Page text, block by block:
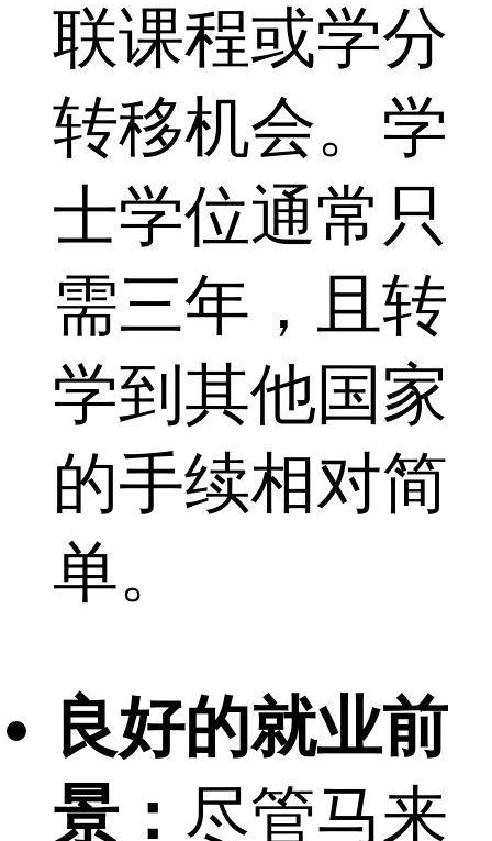
联课程或学分
转移机会。学
士学位通常只
需三年，且转
学到其他国家
的手续相对简
单。
良好的就业前
景： 尽管马来